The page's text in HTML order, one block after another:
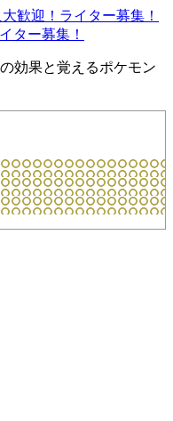
歓迎！ライター募集！
ター募集！
効果と覚えるポケモン